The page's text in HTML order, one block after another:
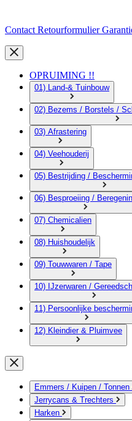
Contact Retourformulier
OPRUIMING !!
01) Land-& Tuinbouw
02) Bezems / Borstels /
03) Afrastering
04) Veehouderij
05) Bestrijding /
06) Besproeiing /
07) Chemicalien
08) Huishoudelijk
09) Touwwaren / Tape
10) IJzerwaren /
11) Persoonlijke
12) Kleindier & Pluimvee
Emmers / Kuipen /
Jerrycans & Trechters
Harken